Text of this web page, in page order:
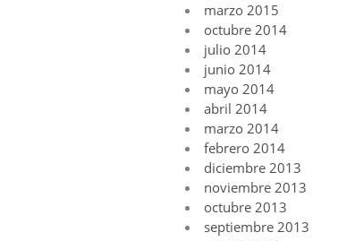
marzo 2015
octubre 2014
julio 2014
junio 2014
mayo 2014
abril 2014
marzo 2014
febrero 2014
diciembre 2013
noviembre 2013
octubre 2013
septiembre 2013